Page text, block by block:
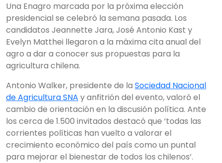
Una Enagro marcada por la próxima elección
presidencial se celebró la semana pasada. Los
candidatos Jeannette Jara, José Antonio Kast y
Evelyn Matthei llegaron a la máxima cita anual del
agro a dar a conocer sus propuestas para la
agricultura chilena.
Antonio Walker, presidente de la Sociedad Nacional
de Agricultura SNA y anfitrión del evento, valoró el
cambio de orientación en la discusión política. Ante
los cerca de 1.500 invitados destacó que ‘todas las
corrientes políticas han vuelto a valorar el
crecimiento económico del país como un puntal
para mejorar el bienestar de todos los chilenos’.